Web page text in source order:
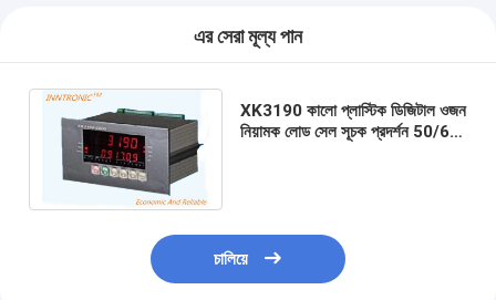
এর সেরা মূল্য পান
XK3190 কালো প্লাস্টিক ডিজিটাল ওজন
নিয়ামক লোড সেল সূচক প্রদর্শন 50/60
চালিয়ে